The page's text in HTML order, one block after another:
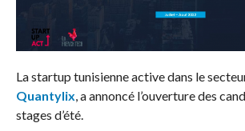
La startup tunisienne active dans le
Quantylix , a annoncé l’ouverture des
stages d’été.